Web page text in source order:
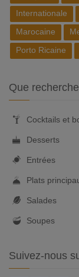
Internationale
Marocaine
Porto Ricaine
Que
Cocktails et
Desserts
Entrées
Plats
Salades
Soupes
Suivez-nous